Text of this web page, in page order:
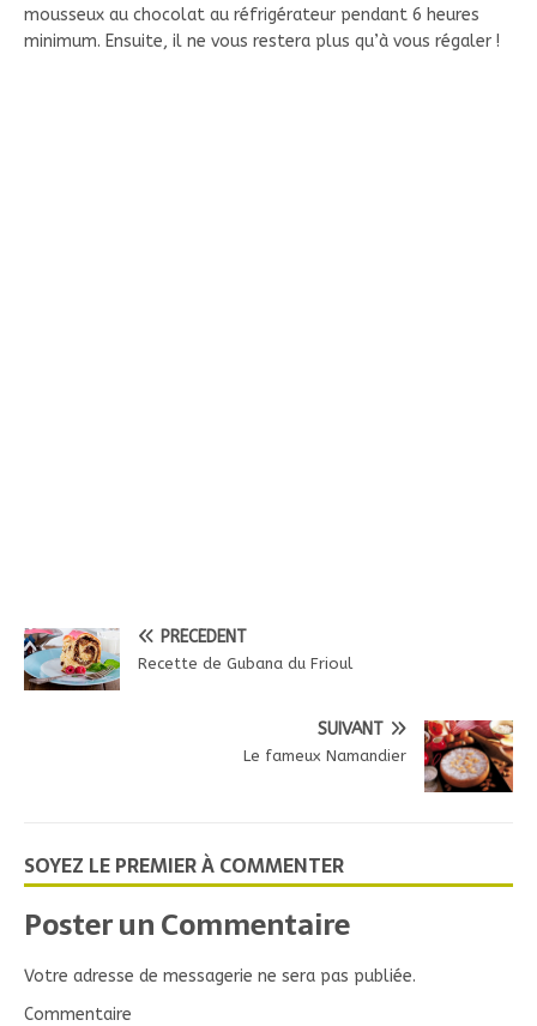
mousseux au chocolat au réfrigérateur pendant 6 heures
minimum. Ensuite, il ne vous restera plus qu’à vous régaler !
PRÉCÉDENT
Recette de Gubana du Frioul
SUIVANT
Le fameux Namandier
SOYEZ LE PREMIER À COMMENTER
Poster un Commentaire
Votre adresse de messagerie ne sera pas publiée.
Commentaire